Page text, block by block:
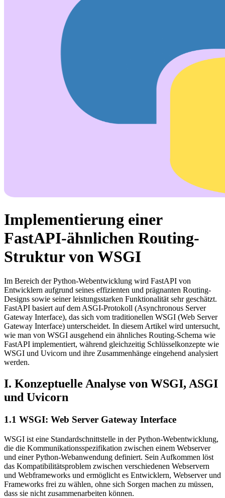
Implementierung einer
FastAPI-ähnlichen Routing-
Struktur von WSGI
Im Bereich der Python-Webentwicklung wird FastAPI von
Entwicklern aufgrund seines effizienten und prägnanten Routing-
Designs sowie seiner leistungsstarken Funktionalität sehr geschätzt.
FastAPI basiert auf dem ASGI-Protokoll (Asynchronous Server
Gateway Interface), das sich vom traditionellen WSGI (Web Server
Gateway Interface) unterscheidet. In diesem Artikel wird untersucht,
wie man von WSGI ausgehend ein ähnliches Routing-Schema wie
FastAPI implementiert, während gleichzeitig Schlüsselkonzepte wie
WSGI und Uvicorn und ihre Zusammenhänge eingehend analysiert
werden.
I. Konzeptuelle Analyse von WSGI, ASGI
und Uvicorn
1.1 WSGI: Web Server Gateway Interface
WSGI ist eine Standardschnittstelle in der Python-Webentwicklung,
die die Kommunikationsspezifikation zwischen einem Webserver
und einer Python-Webanwendung definiert. Sein Aufkommen löst
das Kompatibilitätsproblem zwischen verschiedenen Webservern
und Webframeworks und ermöglicht es Entwicklern, Webserver und
Frameworks frei zu wählen, ohne sich Sorgen machen zu müssen,
dass sie nicht zusammenarbeiten können.